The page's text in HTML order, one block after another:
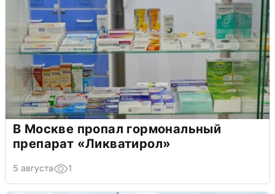
В Москве пропал гормональный
препарат «Ликватирол»
5 августа 1